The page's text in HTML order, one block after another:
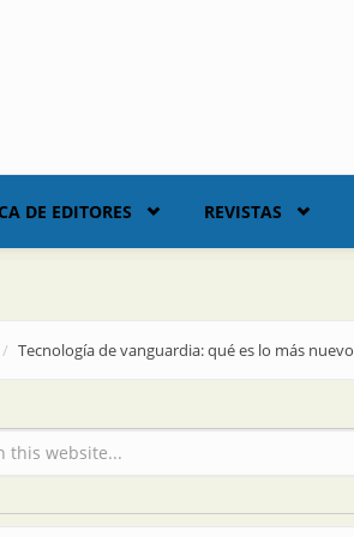
DE EDITORES REVISTAS
Tecnología de vanguardia: qué es lo más nuevo
de búsqueda